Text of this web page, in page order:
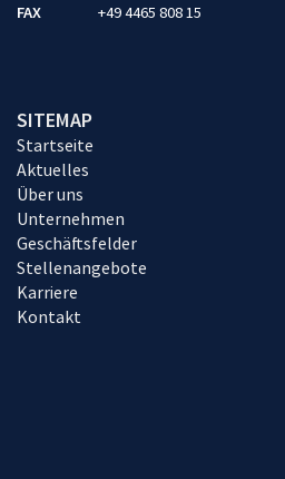
FAX
+49 4465 808 15
SITEMAP
Startseite
Aktuelles
Über uns
Unternehmen
Geschäftsfelder
Stellenangebote
Karriere
Kontakt